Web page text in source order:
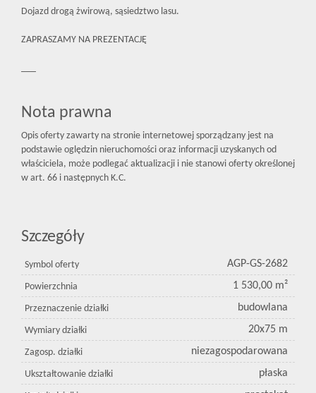
Dojazd drogą żwirową, sąsiedztwo lasu.
ZAPRASZAMY NA PREZENTACJĘ
Nota prawna
Opis oferty zawarty na stronie internetowej sporządzany jest na
podstawie oględzin nieruchomości oraz informacji uzyskanych od
właściciela, może podlegać aktualizacji i nie stanowi oferty określonej
w art. 66 i następnych K.C.
Szczegóły
Symbol oferty AGP-GS-2682
Powierzchnia 1 530,00 m²
Przeznaczenie działki budowlana
Wymiary działki 20x75 m
Zagosp. działki niezagospodarowana
Ukształtowanie działki płaska